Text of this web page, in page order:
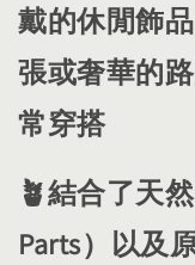
戴的休閒飾
張或奢華的
常穿搭
🪴​結合了天
Parts）以及